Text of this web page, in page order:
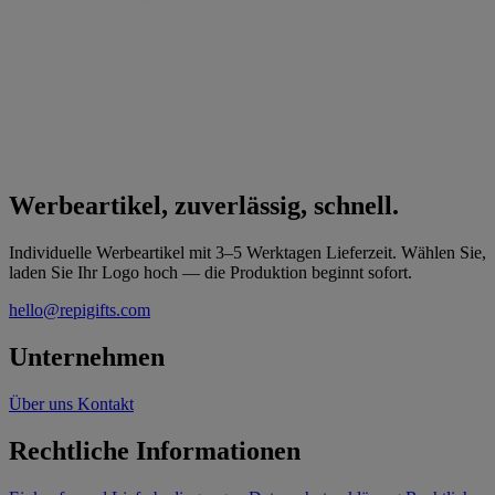
Werbeartikel, zuverlässig, schnell.
Individuelle Werbeartikel mit 3–5 Werktagen Lieferzeit. Wählen Sie,
laden Sie Ihr Logo hoch — die Produktion beginnt sofort.
hello@repigifts.com
Unternehmen
Über uns Kontakt
Rechtliche Informationen